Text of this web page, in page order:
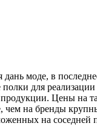
дань моде, в
для
Цены на
чем на бренды
на соседней